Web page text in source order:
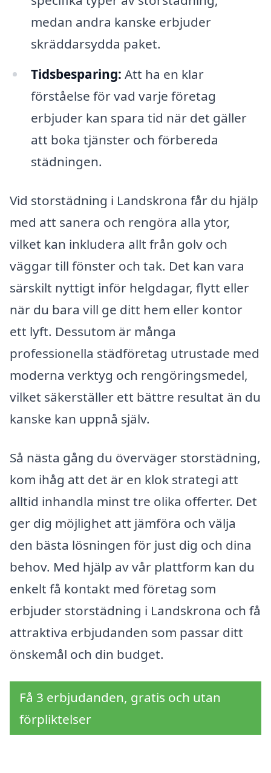
medan andra kanske erbjuder
skräddarsydda paket.
Tidsbesparing: Att ha en klar
förståelse för vad varje företag
erbjuder kan spara tid när det gäller
att boka tjänster och förbereda
städningen.
Vid storstädning i Landskrona får du hjälp
med att sanera och rengöra alla ytor,
vilket kan inkludera allt från golv och
väggar till fönster och tak. Det kan vara
särskilt nyttigt inför helgdagar, flytt eller
när du bara vill ge ditt hem eller kontor
ett lyft. Dessutom är många
professionella städföretag utrustade med
moderna verktyg och rengöringsmedel,
vilket säkerställer ett bättre resultat än du
kanske kan uppnå själv.
Så nästa gång du överväger storstädning,
kom ihåg att det är en klok strategi att
alltid inhandla minst tre olika offerter. Det
ger dig möjlighet att jämföra och välja
den bästa lösningen för just dig och dina
behov. Med hjälp av vår plattform kan du
enkelt få kontakt med företag som
erbjuder storstädning i Landskrona och få
attraktiva erbjudanden som passar ditt
önskemål och din budget.
Få 3 erbjudanden, gratis och utan
förpliktelser